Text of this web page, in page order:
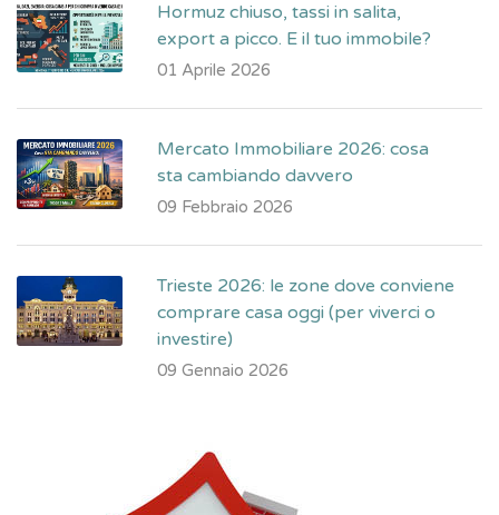
Hormuz chiuso, tassi in salita,
export a picco. E il tuo immobile?
01 Aprile 2026
Mercato Immobiliare 2026: cosa
sta cambiando davvero
09 Febbraio 2026
Trieste 2026: le zone dove conviene
comprare casa oggi (per viverci o
investire)
09 Gennaio 2026